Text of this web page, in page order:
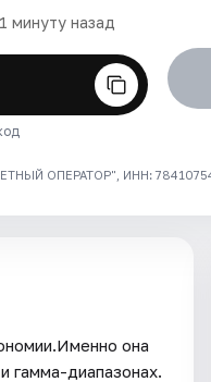
минуту назад
ОПЕРАТОР", ИНН:
она
гамма-диапазонах.